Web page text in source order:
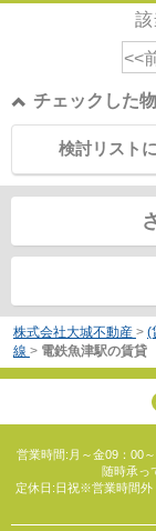
該
<<
チェックした
検討リスト
株式会社大城不動産 > (
線 > 電鉄魚津駅の賃貸
営業時間:月～金09：00
随時承っ
定休日:日祝※営業時間外